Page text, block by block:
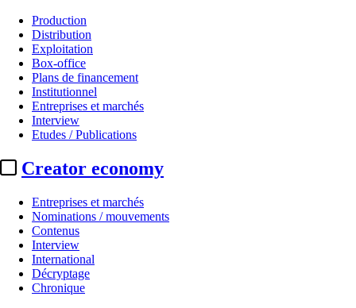
Production
Distribution
Exploitation
Box-office
Plans de financement
Institutionnel
Entreprises et marchés
Interview
Etudes / Publications
Creator economy
Entreprises et marchés
Nominations / mouvements
Contenus
Interview
International
Décryptage
Chronique